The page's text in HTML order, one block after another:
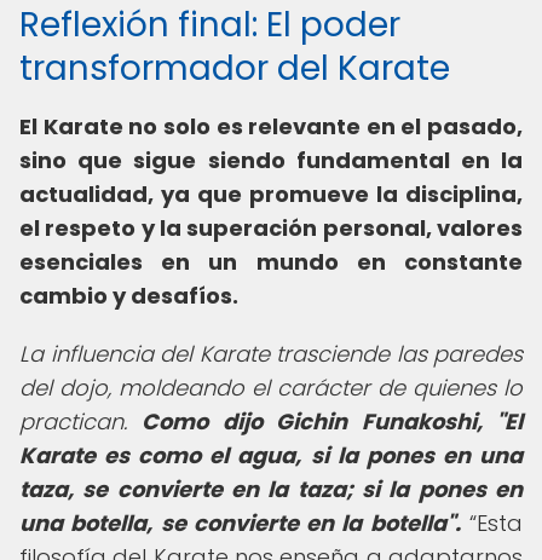
Reflexión final: El poder
transformador del Karate
El Karate no solo es relevante en el pasado,
sino que sigue siendo fundamental en la
actualidad, ya que promueve la disciplina,
el respeto y la superación personal, valores
esenciales en un mundo en constante
cambio y desafíos.
La influencia del Karate trasciende las paredes
del dojo, moldeando el carácter de quienes lo
practican. Como dijo Gichin Funakoshi, "El
Karate es como el agua, si la pones en una
taza, se convierte en la taza; si la pones en
una botella, se convierte en la botella". Esta